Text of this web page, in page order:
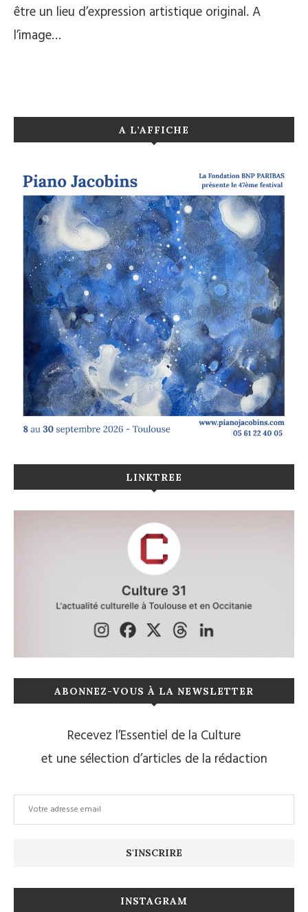
être un lieu d’expression artistique original. A
l’image…
A L’AFFICHE
LINKTREE
ABONNEZ-VOUS À LA NEWSLETTER
Recevez l’Essentiel de la Culture
et une sélection d’articles de la rédaction
INSTAGRAM